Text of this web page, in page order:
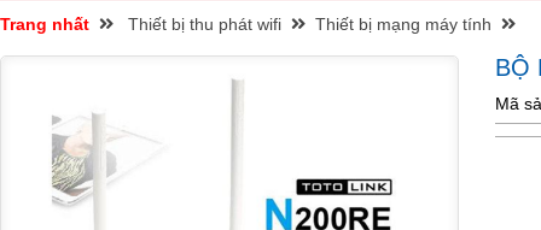
Trang nhất Thiết bị thu phát wifi Thiết bị mạng máy tính
BỘ
Mã